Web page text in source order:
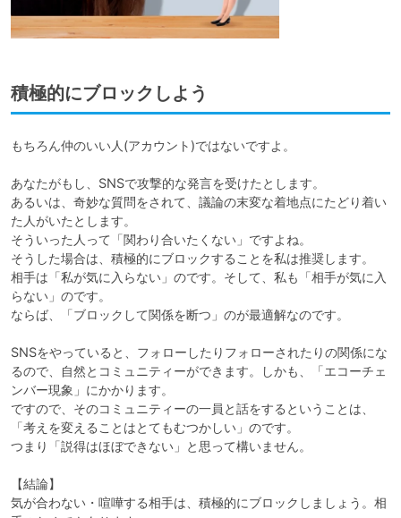
積極的にブロックしよう
もちろん仲のいい人(アカウント)ではないですよ。
あなたがもし、SNSで攻撃的な発言を受けたとします。
あるいは、奇妙な質問をされて、議論の末変な着地点にたどり着い
た人がいたとします。
そういった人って「関わり合いたくない」ですよね。
そうした場合は、積極的にブロックすることを私は推奨します。
相手は「私が気に入らない」のです。そして、私も「相手が気に入
らない」のです。
ならば、「ブロックして関係を断つ」のが最適解なのです。
SNSをやっていると、フォローしたりフォローされたりの関係にな
るので、自然とコミュニティーができます。しかも、「エコーチェ
ンバー現象」にかかります。
ですので、そのコミュニティーの一員と話をするということは、
「考えを変えることはとてもむつかしい」のです。
つまり「説得はほぼできない」と思って構いません。
【結論】
気が合わない・喧嘩する相手は、積極的にブロックしましょう。相